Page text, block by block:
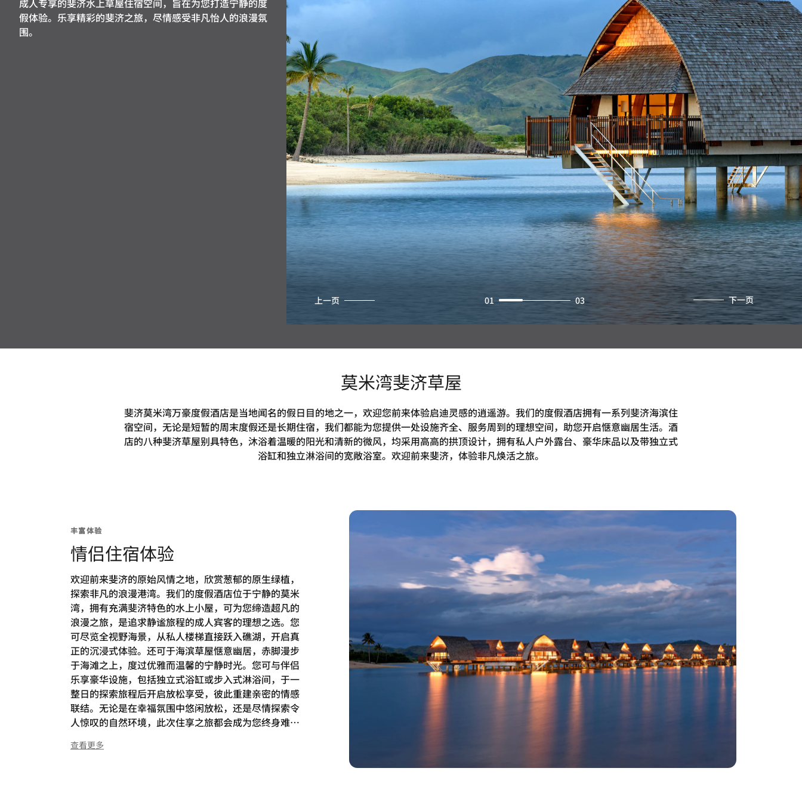
成人专享的斐济水上草屋住宿空间，旨在为您打造宁静的度
假体验。乐享精彩的斐济之旅，尽情感受非凡怡人的浪漫氛
围。
上一页 01 03 下一页
莫米湾斐济草屋
斐济莫米湾万豪度假酒店是当地闻名的假日目的地之一，欢迎您前来体验启迪灵感的逍遥游。我们的度假酒店拥有一系列斐济海滨住
宿空间，无论是短暂的周末度假还是长期住宿，我们都能为您提供一处设施齐全、服务周到的理想空间，助您开启惬意幽居生活。酒
店的八种斐济草屋别具特色，沐浴着温暖的阳光和清新的微风，均采用高高的拱顶设计，拥有私人户外露台、豪华床品以及带独立式
浴缸和独立淋浴间的宽敞浴室。欢迎前来斐济，体验非凡焕活之旅。
丰富体验
情侣住宿体验
欢迎前来斐济的原始风情之地，欣赏葱郁的原生绿植，
探索非凡的浪漫港湾。我们的度假酒店位于宁静的莫米
湾，拥有充满斐济特色的水上小屋，可为您缔造超凡的
浪漫之旅，是追求静谧旅程的成人宾客的理想之选。您
可尽览全视野海景，从私人楼梯直接跃入礁湖，开启真
正的沉浸式体验。还可于海滨草屋惬意幽居，赤脚漫步
于海滩之上，度过优雅而温馨的宁静时光。您可与伴侣
乐享豪华设施，包括独立式浴缸或步入式淋浴间，于一
整日的探索旅程后开启放松享受，彼此重建亲密的情感
联结。无论是在幸福氛围中悠闲放松，还是尽情探索令
人惊叹的自然环境，此次住享之旅都会成为您终身难忘
查看更多